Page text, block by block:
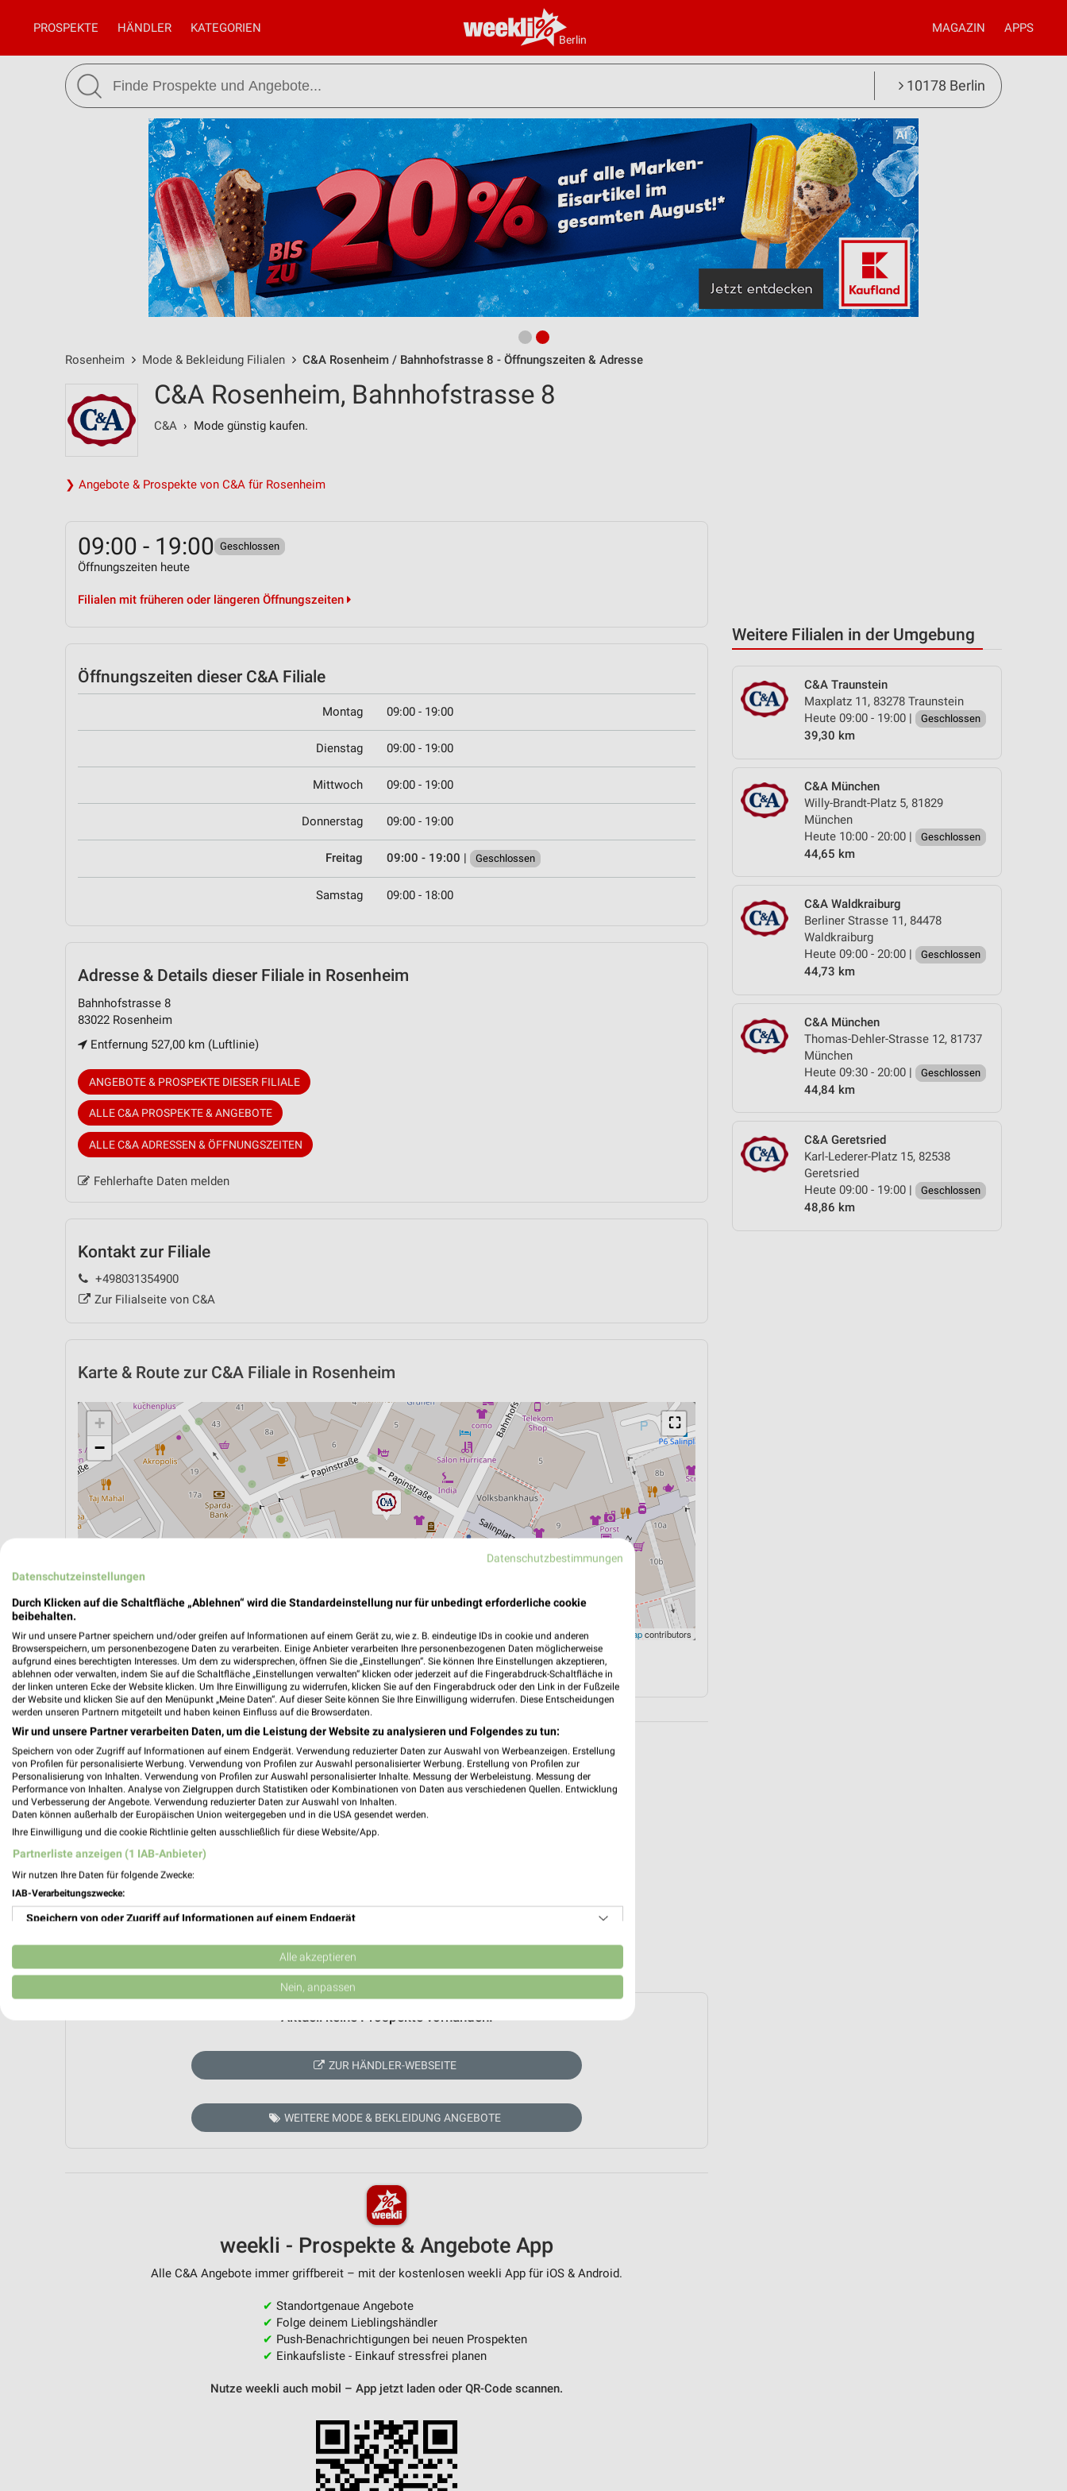
Berlin
PROSPEKTE HÄNDLER KATEGORIEN MAGAZIN APPS
10178 Berlin
Rosenheim Mode & Bekleidung Filialen C&A Rosenheim / Bahnhofstrasse 8 - Öffnungszeiten & Adresse
Weitere Filialen in der Umgebung
C&A Traunstein
Maxplatz 11, 83278 Traunstein
Heute 09:00 - 19:00 |
Geschlossen
39,30 km
C&A München
Willy-Brandt-Platz 5, 81829
München
Heute 10:00 - 20:00 |
Geschlossen
44,65 km
C&A Waldkraiburg
Berliner Strasse 11, 84478
Waldkraiburg
Heute 09:00 - 20:00 |
Geschlossen
44,73 km
C&A München
Thomas-Dehler-Strasse 12, 81737
München
Heute 09:30 - 20:00 |
Geschlossen
44,84 km
C&A Geretsried
Karl-Lederer-Platz 15, 82538
Geretsried
Heute 09:00 - 19:00 |
Geschlossen
48,86 km
C&A Rosenheim, Bahnhofstrasse 8
C&A › Mode günstig kaufen.
❯ Angebote & Prospekte von C&A für Rosenheim
09:00 - 19:00 Geschlossen
Öffnungszeiten heute
Filialen mit früheren oder längeren Öffnungszeiten
Öffnungszeiten dieser C&A Filiale
Montag 09:00 - 19:00
Dienstag 09:00 - 19:00
Mittwoch 09:00 - 19:00
Donnerstag 09:00 - 19:00
Freitag 09:00 - 19:00 | Geschlossen
Samstag 09:00 - 18:00
Adresse & Details dieser Filiale in Rosenheim
Bahnhofstrasse 8
83022 Rosenheim
Entfernung 527,00 km (Luftlinie)
ANGEBOTE & PROSPEKTE DIESER FILIALE
ALLE C&A PROSPEKTE & ANGEBOTE
ALLE C&A ADRESSEN & ÖFFNUNGSZEITEN
Fehlerhafte Daten melden
Kontakt zur Filiale
+498031354900
Zur Filialseite von C&A
Karte & Route zur C&A Filiale in Rosenheim
⛶
+
−
Leaflet|©OpenStreetMapcontributors
ÖPNV ANZEIGEN LADESÄULEN ANZEIGEN NAVIGATION MIT GOOGLE/IOS MAPS
Aktuell keine Prospekte vorhanden.
ZUR HÄNDLER-WEBSEITE
WEITERE MODE & BEKLEIDUNG ANGEBOTE
weekli - Prospekte & Angebote App
Alle C&A Angebote immer griffbereit – mit der kostenlosen weekli App für iOS & Android.
✔ Standortgenaue Angebote
✔ Folge deinem Lieblingshändler
✔ Push-Benachrichtigungen bei neuen Prospekten
✔ Einkaufsliste - Einkauf stressfrei planen
Nutze weekli auch mobil – App jetzt laden oder QR-Code scannen.
Datenschutzbestimmungen
Datenschutzeinstellungen
Durch Klicken auf die Schaltfläche „Ablehnen“ wird die Standardeinstellung nur für unbedingt erforderliche cookie
beibehalten.
Wir und unsere Partner speichern und/oder greifen auf Informationen auf einem Gerät zu, wie z. B. eindeutige IDs in cookie und anderen
Browserspeichern, um personenbezogene Daten zu verarbeiten. Einige Anbieter verarbeiten Ihre personenbezogenen Daten möglicherweise
aufgrund eines berechtigten Interesses. Um dem zu widersprechen, öffnen Sie die „Einstellungen“. Sie können Ihre Einstellungen akzeptieren,
ablehnen oder verwalten, indem Sie auf die Schaltfläche „Einstellungen verwalten“ klicken oder jederzeit auf die Fingerabdruck-Schaltfläche in
der linken unteren Ecke der Website klicken. Um Ihre Einwilligung zu widerrufen, klicken Sie auf den Fingerabdruck oder den Link in der Fußzeile
der Website und klicken Sie auf den Menüpunkt „Meine Daten“. Auf dieser Seite können Sie Ihre Einwilligung widerrufen. Diese Entscheidungen
werden unseren Partnern mitgeteilt und haben keinen Einfluss auf die Browserdaten.
Wir und unsere Partner verarbeiten Daten, um die Leistung der Website zu analysieren und Folgendes zu tun:
Speichern von oder Zugriff auf Informationen auf einem Endgerät. Verwendung reduzierter Daten zur Auswahl von Werbeanzeigen. Erstellung
von Profilen für personalisierte Werbung. Verwendung von Profilen zur Auswahl personalisierter Werbung. Erstellung von Profilen zur
Personalisierung von Inhalten. Verwendung von Profilen zur Auswahl personalisierter Inhalte. Messung der Werbeleistung. Messung der
Performance von Inhalten. Analyse von Zielgruppen durch Statistiken oder Kombinationen von Daten aus verschiedenen Quellen. Entwicklung
und Verbesserung der Angebote. Verwendung reduzierter Daten zur Auswahl von Inhalten.
Daten können außerhalb der Europäischen Union weitergegeben und in die USA gesendet werden.
Ihre Einwilligung und die cookie Richtlinie gelten ausschließlich für diese Website/App.
Partnerliste anzeigen (1 IAB-Anbieter)
Wir nutzen Ihre Daten für folgende Zwecke:
IAB-Verarbeitungszwecke:
Speichern von oder Zugriff auf Informationen auf einem Endgerät
Verwendung reduzierter Daten zur Auswahl von Werbeanzeigen
Erstellung von Profilen für personalisierte Werbung
Erstellung von Profilen zur Personalisierung von Inhalten
Verwendung von Profilen zur Auswahl personalisierter Inhalte
Verwendung reduzierter Daten zur Auswahl von Inhalten
Geräte anhand von aktiv angeforderten Informationen identifizieren
Alle akzeptieren
Nein, anpassen